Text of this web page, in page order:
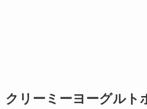
クリーミーヨーグルト